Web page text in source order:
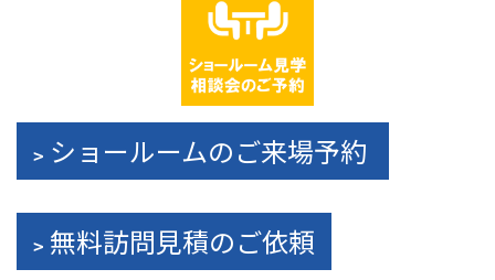
ショールームのご来場予約
無料訪問見積のご依頼